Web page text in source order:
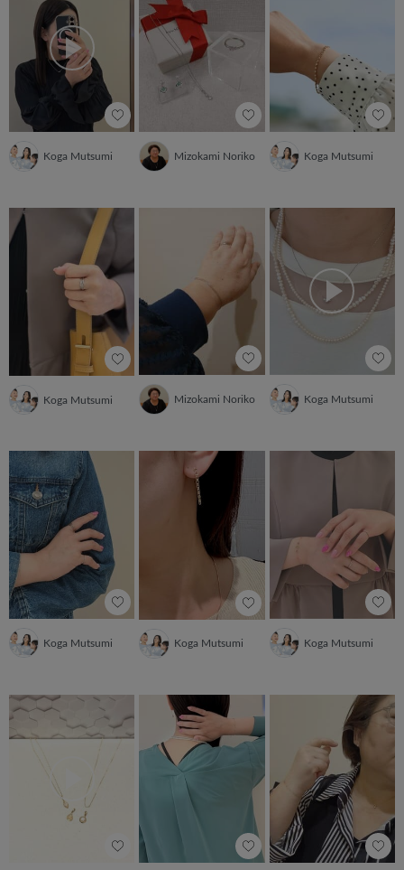
Koga Mutsumi Mizokami Noriko Koga Mutsumi
Koga Mutsumi Mizokami Noriko Koga Mutsumi
Koga Mutsumi Koga Mutsumi Koga Mutsumi